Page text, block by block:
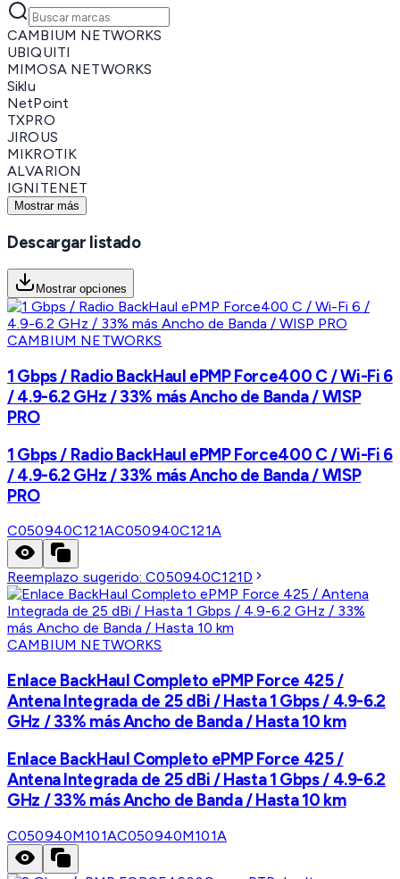
CAMBIUM NETWORKS
UBIQUITI
MIMOSA NETWORKS
Siklu
NetPoint
TXPRO
JIROUS
MIKROTIK
ALVARION
IGNITENET
Mostrar más
Descargar listado
Mostrar opciones
CAMBIUM NETWORKS
1 Gbps / Radio BackHaul ePMP Force400 C / Wi-Fi 6
/ 4.9-6.2 GHz / 33% más Ancho de Banda / WISP
PRO
1 Gbps / Radio BackHaul ePMP Force400 C / Wi-Fi 6
/ 4.9-6.2 GHz / 33% más Ancho de Banda / WISP
PRO
C050940C121AC050940C121A
Reemplazo sugerido:C050940C121D
CAMBIUM NETWORKS
Enlace BackHaul Completo ePMP Force 425 /
Antena Integrada de 25 dBi / Hasta 1 Gbps / 4.9-6.2
GHz / 33% más Ancho de Banda / Hasta 10 km
Enlace BackHaul Completo ePMP Force 425 /
Antena Integrada de 25 dBi / Hasta 1 Gbps / 4.9-6.2
GHz / 33% más Ancho de Banda / Hasta 10 km
C050940M101AC050940M101A